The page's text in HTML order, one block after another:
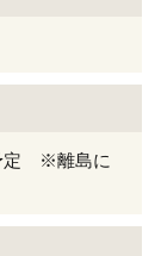
定 ※離島に